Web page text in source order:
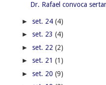
Dr. Rafael convoca
► set. 24 (4)
► set. 23 (4)
► set. 22 (2)
► set. 21 (1)
► set. 20 (9)